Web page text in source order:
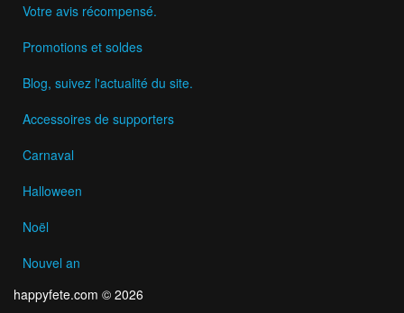
Votre avis récompensé.
Promotions et soldes
Blog, suivez l'actualité du site.
Accessoires de supporters
Carnaval
Halloween
Noël
Nouvel an
happyfete.com © 2026